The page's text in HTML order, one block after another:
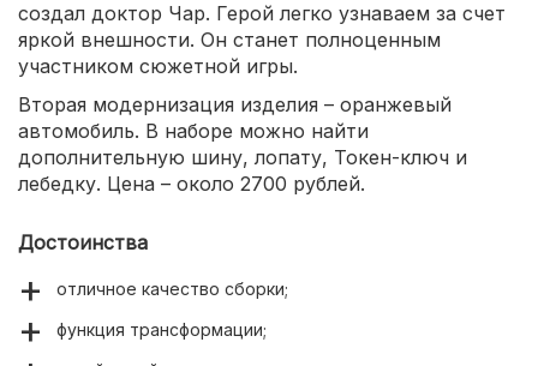
создал доктор Чар. Герой легко узнаваем за счет
яркой внешности. Он станет полноценным
участником сюжетной игры.
Вторая модернизация изделия – оранжевый
автомобиль. В наборе можно найти
дополнительную шину, лопату, Токен-ключ и
лебедку. Цена – около 2700 рублей.
Достоинства
отличное качество сборки;
функция трансформации;